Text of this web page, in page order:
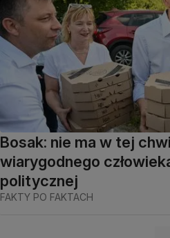
Bosak: nie ma w tej
wiarygodnego
politycznej
FAKTY PO FAKTACH